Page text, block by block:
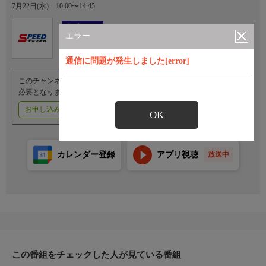
エラー
通信に問題が発生しました[error]
OK
7月22日(水) 10:00〜14:45
オプション
Ch.923
SPEEDチャンネル
このチャンネルのご視聴には、オプションチャンネル(有料)のご契約が
必要となります。
お申し込みはこちら
カレンダー登録 アプリ視聴 放送中
この番組をチェックした人が見ている番組